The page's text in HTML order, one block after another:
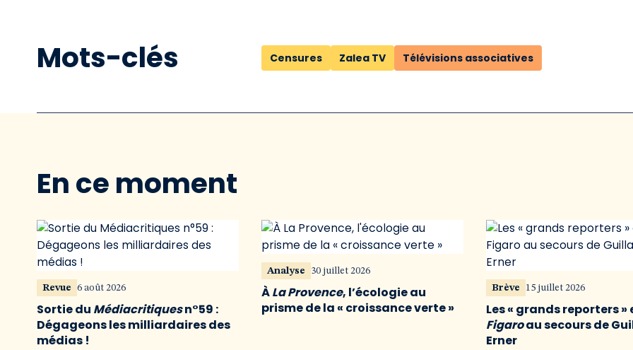
Mots-clés Censures Zalea TV Télévisions associatives
En ce moment
Revue 6 août 2026
Sortie du Médiacritiquesn°59 :
Dégageons les milliardaires des
médias !
Analyse 30 juillet 2026
ÀLa Provence, l’écologie au
prisme de la « croissance verte »
Brève 15 juillet 2026
Les « grands reporters »
Figaroau secours de
Erner